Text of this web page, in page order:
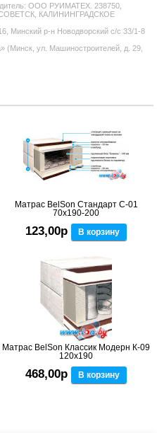
ООО РУИМАТЕХ. 238750,
КАЛИНИНГРАДСКОЕ
Минский р-н Новодворский с/с 33/1-8
(Минск, ул. Машиностроителей, д. 29,
Матрас BelSon Стандарт C-01
70x190-200
123,00р В корзину
Матрас BelSon Классик Модерн К-09
120x190
468,00р В корзину